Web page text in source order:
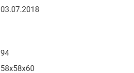
03.07.2018
94
58x58x60